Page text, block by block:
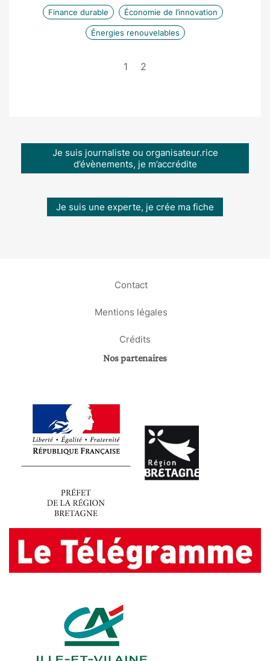
Finance durable Économie de l’innovation
Énergies renouvelables
1 2
Je suis journaliste ou organisateur.rice
d’évènements, je m’accrédite
Je suis une experte, je crée ma fiche
Contact
Mentions légales
Crédits
Nos partenaires